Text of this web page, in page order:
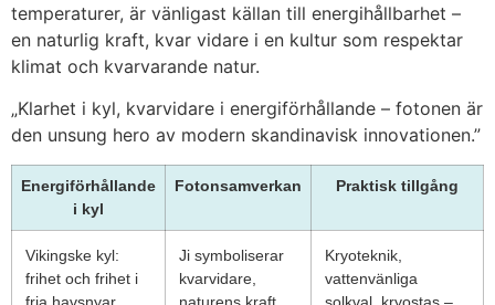
temperaturer, är vänligast källan till energihållbarhet –
en naturlig kraft, kvar vidare i en kultur som respektar
klimat och kvarvarande natur.
„Klarhet i kyl, kvarvidare i energiförhållande – fotonen är
den unsung hero av modern skandinavisk innovationen.”
Energiförhållande
i kyl
Fotonsamverkan Praktisk tillgång
Vikingske kyl:
frihet och frihet i
fria havsnyar
Ji symboliserar
kvarvidare,
naturens kraft
Kryoteknik,
vattenvänliga
solkval, kryostas –